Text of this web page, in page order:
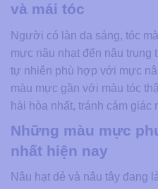
và mái tóc
Người có làn da sáng, tóc
mực nâu nhạt đến nâu trung
tự nhiên phù hợp với mực
màu mực gần với màu tóc
hài hòa nhất, tránh cảm giác
Những màu mực
nhất hiện nay
Nâu hạt dẻ và nâu tây đang